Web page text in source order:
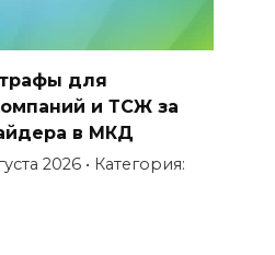
для
и ТСЖ за
в МКД
2026 • Категория: